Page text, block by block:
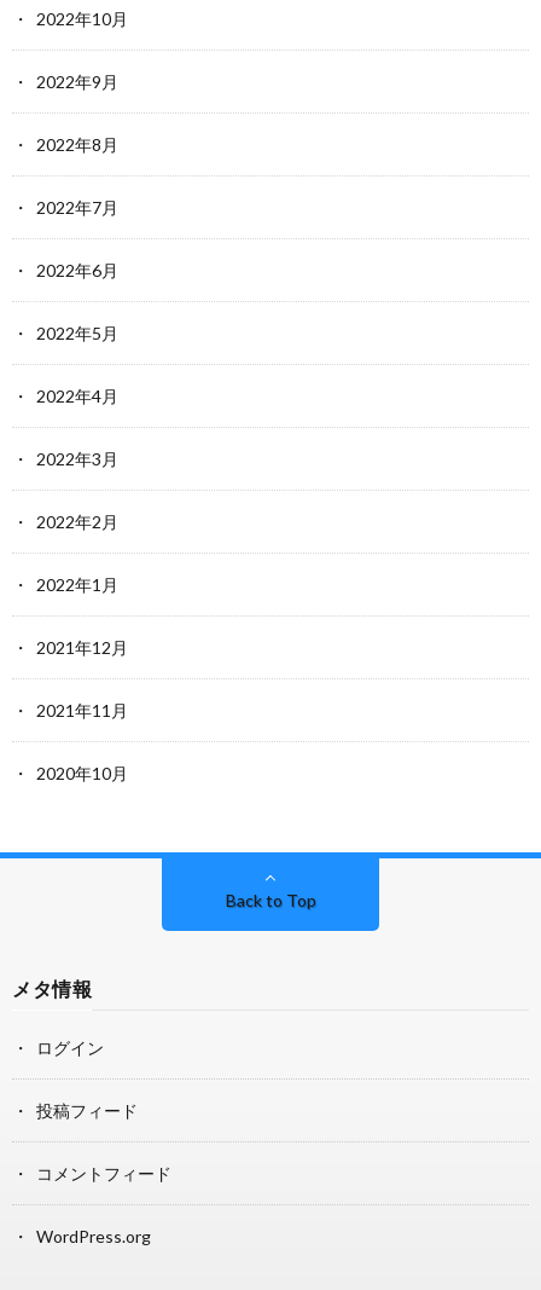
2022年10月
2022年9月
2022年8月
2022年7月
2022年6月
2022年5月
2022年4月
2022年3月
2022年2月
2022年1月
2021年12月
2021年11月
2020年10月
Back to Top
メタ情報
ログイン
投稿フィード
コメントフィード
WordPress.org